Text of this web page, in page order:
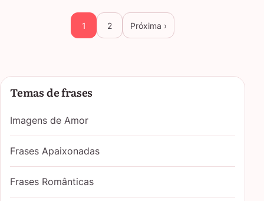
1 2 Próxima ›
Temas de frases
Imagens de Amor
Frases Apaixonadas
Frases Românticas